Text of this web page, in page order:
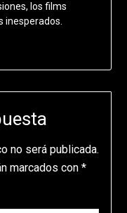
los films
inesperados.
no será publicada.
marcados con *